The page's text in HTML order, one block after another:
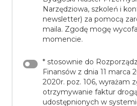
Narzędziowa, szkoleń i
newsletter) za pomocą
maila. Zgodę mogę
momencie.
* stosownie do
Finansów z dnia 11 marca
2020r. poz. 106, wyrażam
otrzymywanie faktur
udostępnionych w